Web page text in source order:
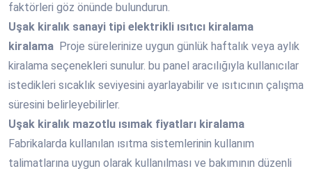
faktörleri göz önünde bulundurun.
Uşak kiralık sanayi tipi elektrikli ısıtıcı kiralama
kiralama Proje sürelerinize uygun günlük haftalık veya aylık
kiralama seçenekleri sunulur. bu panel aracılığıyla kullanıcılar
istedikleri sıcaklık seviyesini ayarlayabilir ve ısıtıcının çalışma
süresini belirleyebilirler.
Uşak kiralık mazotlu ısımak fiyatları kiralama
Fabrikalarda kullanılan ısıtma sistemlerinin kullanım
talimatlarına uygun olarak kullanılması ve bakımının düzenli